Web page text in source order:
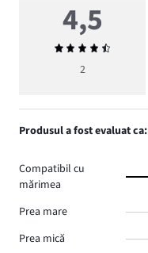
4,5
Evaluarea
medie
2
Produsul a fost evaluat ca:
Compatibil cu
mărimea
Prea mare
Prea mică